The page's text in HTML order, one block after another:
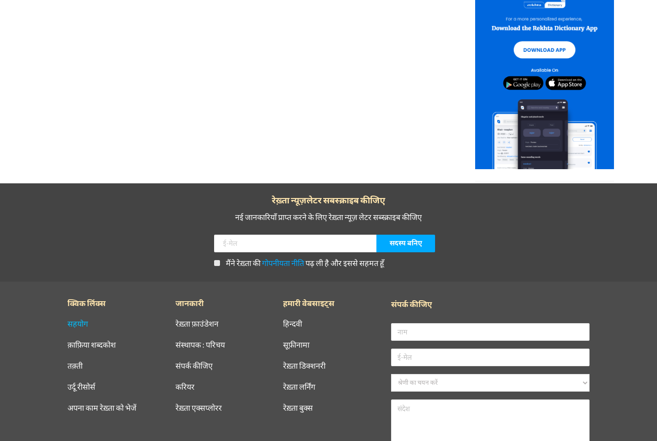
रेख़्ता न्यूज़लेटर सबस्क्राइब कीजिए
नई जानकारियाँ प्राप्त करने के लिए रेख़्ता न्यूज़ लेटर सब्स्क्राइब कीजिए
मैंने रेख़्ता कीगोपनीयता नीतिपढ़ ली है और इससे सहमत हूँ
क्विक लिंक्स
सहयोग
क़ाफ़िया शब्दकोश
तक़्ती
उर्दू रीसोर्स
अपना काम रेख़्ता को भेजें
जानकारी
रेख़्ता फ़ाउंडेशन
संस्थापक : परिचय
संपर्क कीजिए
करियर
रेख़्ता एक्सप्लोरर
हमारी वेबसाइट्स
हिन्दवी
सूफ़ीनामा
रेख़्ता डिक्शनरी
रेख़्ता लर्निंग
रेख़्ता बुक्स
संपर्क कीजिए